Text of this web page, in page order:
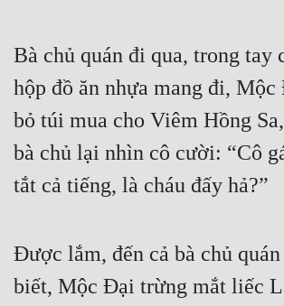
Bà chủ quán đi qua, trong tay
hộp đồ ăn nhựa mang đi,
bỏ túi mua cho Viêm Hồng
bà chủ lại nhìn cô cười: “Cô
tắt cả tiếng, là cháu đấy hả?”
Được lắm, đến cả bà chủ
biết, Mộc Đại trừng mắt liếc